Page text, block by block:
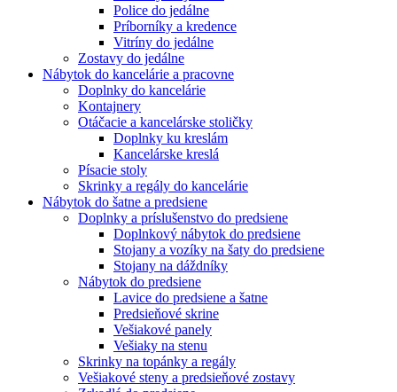
Police do jedálne
Príborníky a kredence
Vitríny do jedálne
Zostavy do jedálne
Nábytok do kancelárie a pracovne
Doplnky do kancelárie
Kontajnery
Otáčacie a kancelárske stoličky
Doplnky ku kreslám
Kancelárske kreslá
Písacie stoly
Skrinky a regály do kancelárie
Nábytok do šatne a predsiene
Doplnky a príslušenstvo do predsiene
Doplnkový nábytok do predsiene
Stojany a vozíky na šaty do predsiene
Stojany na dáždníky
Nábytok do predsiene
Lavice do predsiene a šatne
Predsieňové skrine
Vešiakové panely
Vešiaky na stenu
Skrinky na topánky a regály
Vešiakové steny a predsieňové zostavy